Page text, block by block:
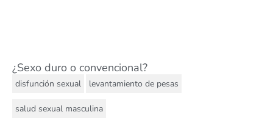
¿Sexo duro o convencional?
disfunción sexual levantamiento de pesas
salud sexual masculina